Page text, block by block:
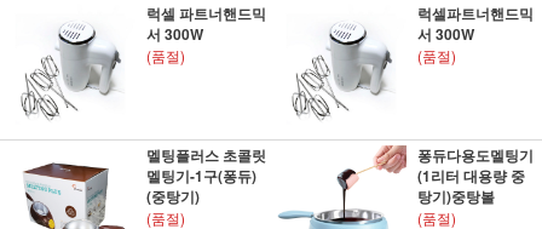
럭셀 파트너핸드믹
서 300W
(품절)
럭셀파트너핸드믹
서 300W
(품절)
멜팅플러스 초콜릿
멜팅기-1구(퐁듀)
(중탕기)
(품절)
퐁듀다용도멜팅기
(1리터 대용량 중
탕기)중탕볼
(품절)